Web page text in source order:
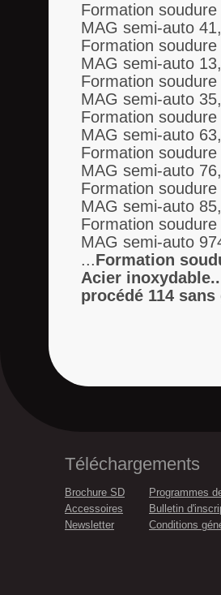
Formation
MAG semi-auto
Formation
MAG semi-auto
Formation
MAG semi-auto
Formation
MAG semi-auto
Formation
MAG semi-auto
Formation
MAG semi-auto
Formation
MAG semi-auto
...Formation
Acier
procédé 114 sans
Téléchargements
Brochure SD
Accessoires
Newsletter
Programmes
Bulletin
Conditions